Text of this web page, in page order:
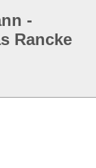
-
Rancke